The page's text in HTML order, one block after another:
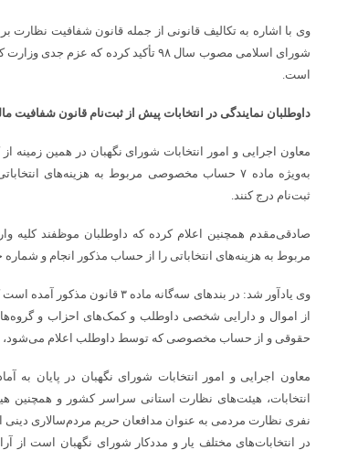
وی با اشاره به تکالیف قانونی از جمله قانون شفافیت نظارت
شورای اسلامی مصوب سال ۹۸ تأکید کرده
است.
داوطلبان نمایندگی در انتخابات پیش از ثبت‌نام قانون شفافیت
معاون اجرایی و امور انتخابات شورای نگهبان در همین زمینه
به‌ویژه ماده ۷ حساب مخصوصی مربوط به هزینه‌های
ثبت‌نام درج کنند.
صادقی‌مقدم همچنین اعلام کرده که داوطلبان موظفند کلیه
مربوط به هزینه‌های انتخاباتی را از حساب مذکور انجام و
وی یادآور شد: در بندهای سه‌گانه
از اموال و دارایی شخصی داوطلب و کمک‌های احزاب و
حقوقی و از حساب مخصوصی که توسط داوطلب اعلام می‌شود،
معاون اجرایی و امور انتخابات شورای نگهبان در پایان به
نفری نظارت مردمی به عنوان مدافعان حریم مردم‌سالاری دینی
در انتخابات‌های مختلف یار و مددکار شورای نگهبان است از